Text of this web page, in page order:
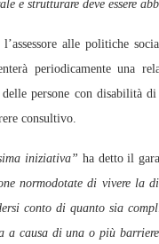
e strutturare deve essere
alle politiche
periodicamente una
persone con disabilità
consultivo.
iniziativa” ha detto il
normodotate di vivere la
conto di quanto sia
a causa di una o più